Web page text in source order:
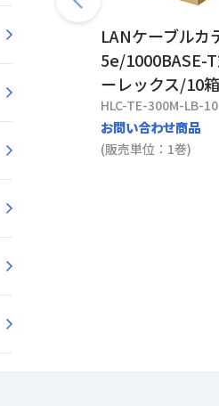
LANケーブルカ
5e/1000BASE-
ーレックス/10箱
HLC-TE-300M-LB-10
お問い合わせ商品
(販売単位：1巻)